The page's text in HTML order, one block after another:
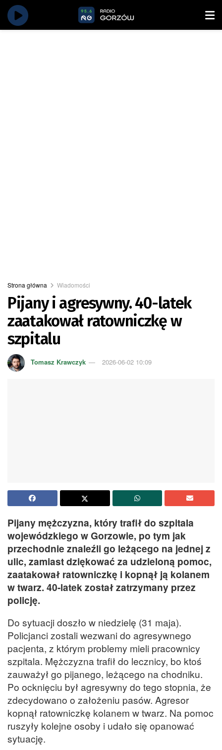
Strona główna Wiadomości
Pijany i agresywny. 40-latek
zaatakował ratowniczkę w
szpitalu
Tomasz Krawczyk 2026-06-02 10:09
Pijany mężczyzna, który trafił do szpitala
wojewódzkiego w Gorzowie, po tym jak
przechodnie znaleźli go leżącego na jednej z
ulic, zamiast dziękować za udzieloną pomoc,
zaatakował ratowniczkę i kopnął ją kolanem
w twarz. 40-latek został zatrzymany przez
policję.
Do sytuacji doszło w niedzielę (31 maja).
Policjanci zostali wezwani do agresywnego
pacjenta, z którym problemy mieli pracownicy
szpitala. Mężczyzna trafił do lecznicy, bo ktoś
zauważył go pijanego, leżącego na chodniku.
Po ocknięciu był agresywny do tego stopnia, że
zdecydowano o założeniu pasów. Agresor
kopnął ratowniczkę kolanem w twarz. Na pomoc
ruszyły kolejne osoby i udało się opanować
sytuację.